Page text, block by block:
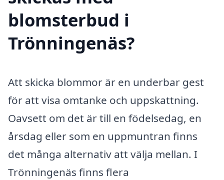
blomsterbud i
Trönningenäs?
Att skicka blommor är en underbar gest
för att visa omtanke och uppskattning.
Oavsett om det är till en födelsedag, en
årsdag eller som en uppmuntran finns
det många alternativ att välja mellan. I
Trönningenäs finns flera